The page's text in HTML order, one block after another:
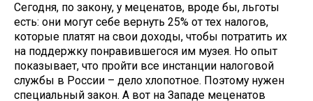
Сегодня, по закону, у меценатов, вроде бы, льготы
есть: они могут себе вернуть 25% от тех налогов,
которые платят на свои доходы, чтобы потратить их
на поддержку понравившегося им музея. Но опыт
показывает, что пройти все инстанции налоговой
службы в России – дело хлопотное. Поэтому нужен
специальный закон. А вот на Западе меценатов